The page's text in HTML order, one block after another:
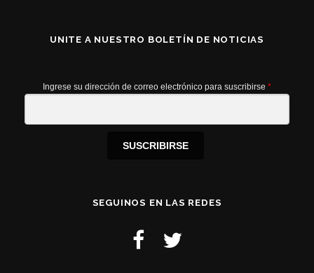
UNITE A NUESTRO BOLETÍN DE NOTICIAS
Ingrese su dirección de correo electrónico para suscribirse *
SUSCRIBIRSE
SEGUINOS EN LAS REDES